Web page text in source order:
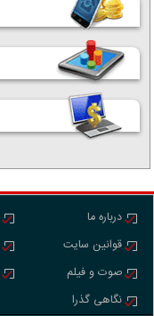
درباره ما
قوانین سایت
صوت و فیلم
نگاهی گذرا